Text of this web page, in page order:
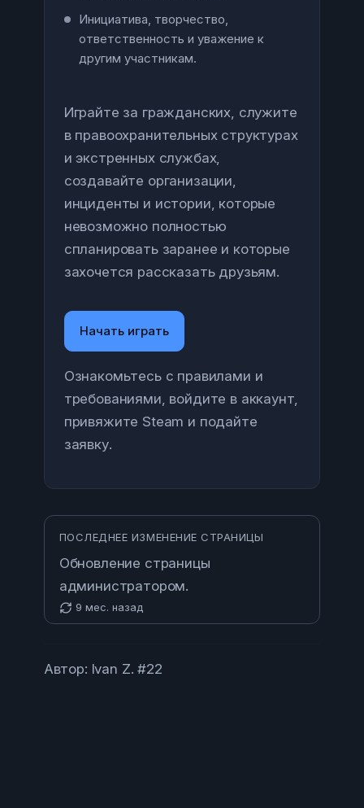
Инициатива, творчество,
ответственность и уважение к
другим участникам.
Играйте за гражданских, служите
в правоохранительных структурах
и экстренных службах,
создавайте организации,
инциденты и истории, которые
невозможно полностью
спланировать заранее и которые
захочется рассказать друзьям.
Начать играть
Ознакомьтесь с правилами и
требованиями, войдите в аккаунт,
привяжите Steam и подайте
заявку.
ПОСЛЕДНЕЕ ИЗМЕНЕНИЕ СТРАНИЦЫ
Обновление страницы
администратором.
9 мес. назад
Автор: Ivan Z. #22